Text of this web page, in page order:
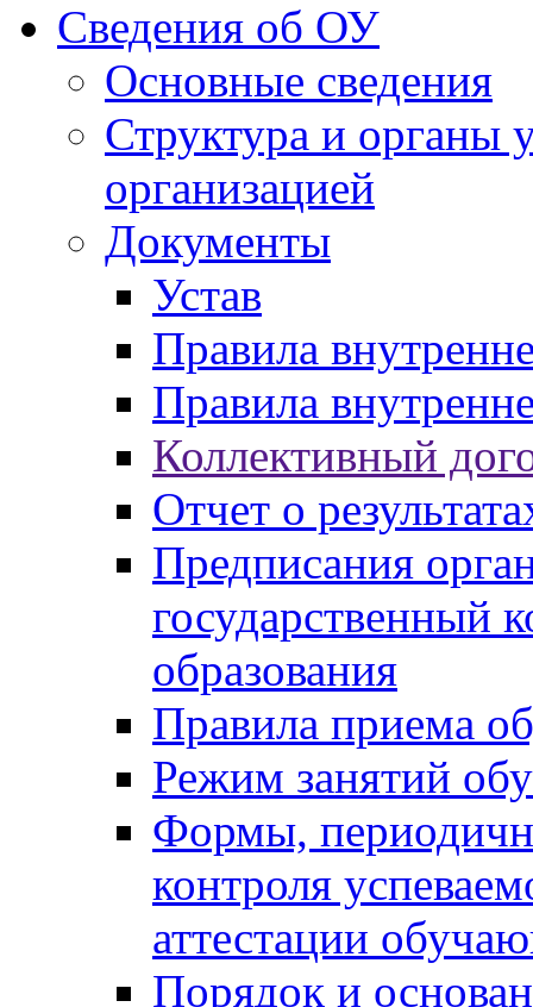
Сведения об ОУ
Основные сведения
Структура и органы
организацией
Документы
Устав
Правила
Правила
Коллективный
Отчет о
Предписания
государственный
образования
Правила приема
Режим занятий
Формы,
контроля
аттестации
Порядок и